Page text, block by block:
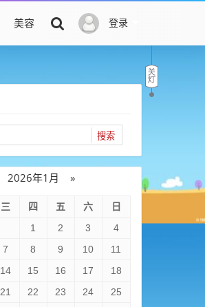
登录
美容
2026年1月 »
三 四 五 六
日
1
2 3
4
7 8 9 10
11
14 15 16 17
18
21 22 23 24
25